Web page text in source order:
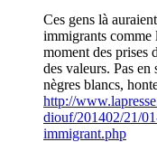
Ces gens là
immigrants
moment des prises
des valeurs. Pas en
nègres blancs,
http://
diouf/201402/21/
immigrant.php